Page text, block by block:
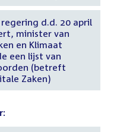
d.d. 20 april
minister van
en Klimaat
een lijst van
(betreft
Zaken)